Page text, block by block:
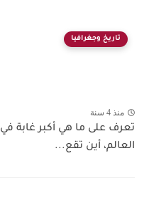
تاريخ وجغرافيا
منذ 4 سنة
تعرف على ما هي أكبر غابة في
العالم، أين تقع...